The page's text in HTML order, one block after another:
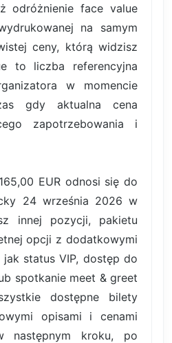
odróżnienie face value
na samym
ceny, którą widzisz
to liczba referencyjna
w momencie
gdy aktualna cena
zapotrzebowania i
EUR odnosi się do
24 września 2026 w
innej pozycji, pakietu
opcji z dodatkowymi
status VIP, dostęp do
spotkanie meet & greet
dostępne bilety
opisami i cenami
następnym kroku, po